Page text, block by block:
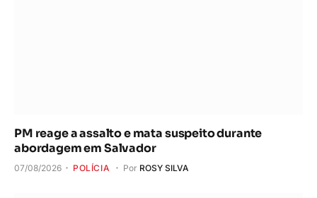
PM reage a assalto e mata suspeito durante
abordagem em Salvador
07/08/2026 POLÍCIA Por ROSY SILVA